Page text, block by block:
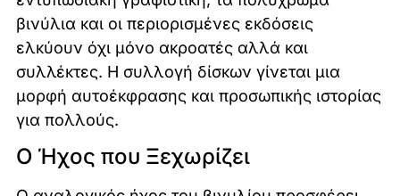
βινύλια και οι περιορισμένες εκδόσεις
ελκύουν όχι μόνο ακροατές αλλά και
συλλέκτες. Η συλλογή δίσκων γίνεται μια
μορφή αυτοέκφρασης και προσωπικής ιστορίας
για πολλούς.
Ο Ήχος που Ξεχωρίζει